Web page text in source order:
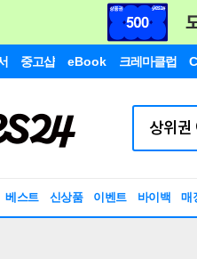
중고샵 eBook 크레마클럽
베스트 신상품 이벤트 바이백 매